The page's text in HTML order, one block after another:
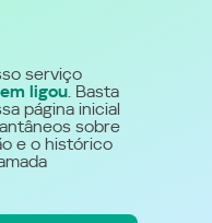
serviço
ligou. Basta
página inicial
sobre
e o histórico